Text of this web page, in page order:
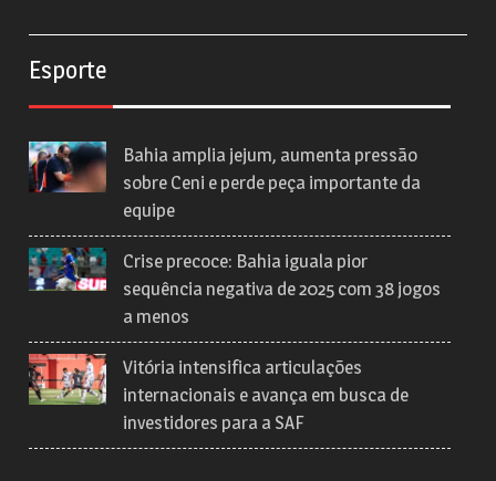
Esporte
Bahia amplia jejum, aumenta pressão
sobre Ceni e perde peça importante da
equipe
Crise precoce: Bahia iguala pior
sequência negativa de 2025 com 38 jogos
a menos
Vitória intensifica articulações
internacionais e avança em busca de
investidores para a SAF